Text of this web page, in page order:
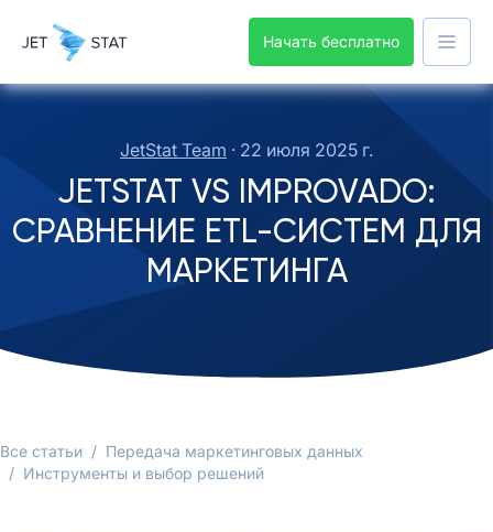
Начать бесплатно
JetStat Team · 22 июля 2025 г.
JETSTAT VS IMPROVADO:
СРАВНЕНИЕ ETL-СИСТЕМ ДЛЯ
МАРКЕТИНГА
Все статьи / Передача маркетинговых данных
/ Инструменты и выбор решений